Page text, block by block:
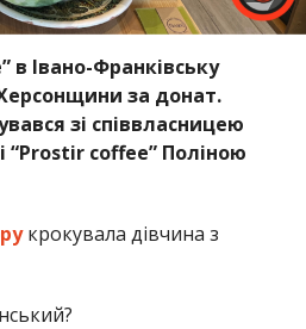
в Івано-Франківську
за донат.
зі співвласницею
“Prostir coffee” Поліною
крокувала дівчина з